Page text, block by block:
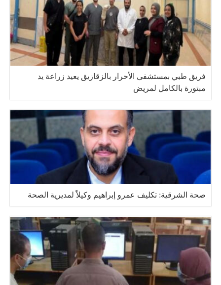
فريق طبي بمستشفى الأحرار بالزقازيق يعيد زراعة يد
مبتورة بالكامل لمريض
صحة الشرقية: تكليف عمرو إبراهيم وكيلاً لمديرية الصحة